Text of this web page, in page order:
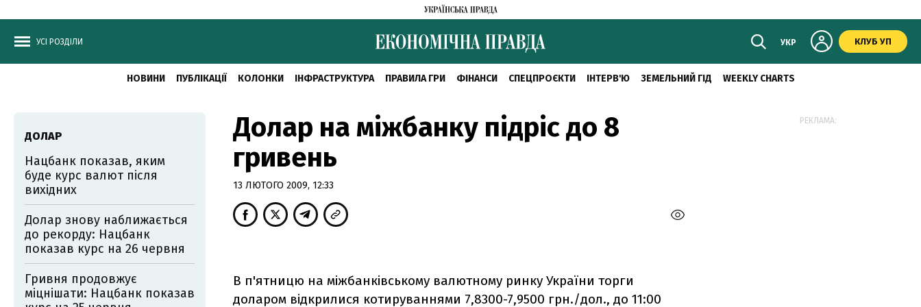
УСІ РОЗДІЛИ УКР КЛУБ УП
НОВИНИ ПУБЛІКАЦІЇ КОЛОНКИ ІНФРАСТРУКТУРА ПРАВИЛА ГРИ ФІНАНСИ СПЕЦПРОЄКТИ ІНТЕРВ'Ю ЗЕМЕЛЬНИЙ ГІД WEEKLY CHARTS
Долар на міжбанку підріс до 8
гривень
13 ЛЮТОГО 2009, 12:33
В п'ятницю на міжбанківському валютному ринку України торги
доларом відкрилися котируваннями 7,8300-7,9500 грн./дол., до 11:00
ДОЛАР
Нацбанк показав, яким
буде курс валют після
вихідних
Долар знову наближається
до рекорду: Нацбанк
показав курс на 26 червня
Гривня продовжує
міцнішати: Нацбанк показав
РЕКЛАМА: